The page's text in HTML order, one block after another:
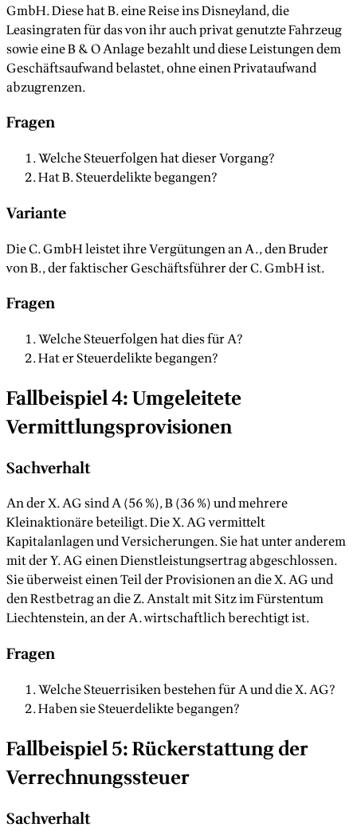
GmbH. Diese hat B. eine Reise ins Disneyland, die
Leasingraten für das von ihr auch privat genutzte Fahrzeug
sowie eine B & O Anlage bezahlt und diese Leistungen dem
Geschäftsaufwand belastet, ohne einen Privataufwand
abzugrenzen.
Fragen
Welche Steuerfolgen hat dieser Vorgang?
Hat B. Steuerdelikte begangen?
Variante
Die C. GmbH leistet ihre Vergütungen an A., den Bruder
von B., der faktischer Geschäftsführer der C. GmbH ist.
Fragen
Welche Steuerfolgen hat dies für A?
Hat er Steuerdelikte begangen?
Fallbeispiel 4: Umgeleitete
Vermittlungsprovisionen
Sachverhalt
An der X. AG sind A (56 %), B (36 %) und mehrere
Kleinaktionäre beteiligt. Die X. AG vermittelt
Kapitalanlagen und Versicherungen. Sie hat unter anderem
mit der Y. AG einen Dienstleistungsertrag abgeschlossen.
Sie überweist einen Teil der Provisionen an die X. AG und
den Restbetrag an die Z. Anstalt mit Sitz im Fürstentum
Liechtenstein, an der A. wirtschaftlich berechtigt ist.
Fragen
Welche Steuerrisiken bestehen für A und die X. AG?
Haben sie Steuerdelikte begangen?
Fallbeispiel 5: Rückerstattung der
Verrechnungssteuer
Sachverhalt